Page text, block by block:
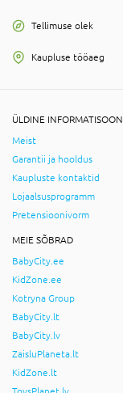
Tellimuse olek
Kaupluse tööaeg
ÜLDINE INFORMATISOON
Meist
Garantii ja hooldus
Kaupluste kontaktid
Lojaalsusprogramm
Pretensioonivorm
MEIE SÕBRAD
BabyCity.ee
KidZone.ee
Kotryna Group
BabyCity.lt
BabyCity.lv
ZaisluPlaneta.lt
KidZone.lt